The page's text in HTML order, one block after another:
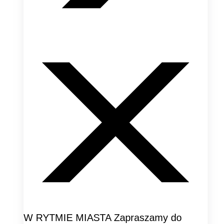
W RYTMIE MIASTA Zapraszamy do